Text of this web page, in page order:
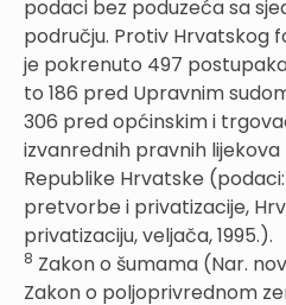
podaci bez poduzeća sa
području. Protiv Hrvatskog
je pokrenuto 497
to 186 pred Upravnim
306 pred općinskim i
izvanrednih pravnih
Republike Hrvatske
pretvorbe i privatizacije,
privatizaciju, veljača, 1995.).
8 Zakon o šumama (Nar.
Zakon o poljoprivrednom